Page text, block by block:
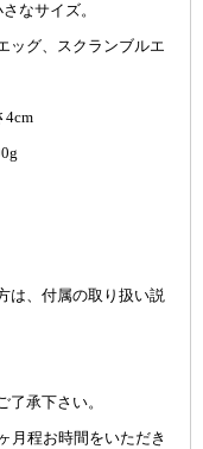
なサイズ。
ッグ、スクランブルエ
は、付属の取り扱い説
承下さい。
月程お時間をいただき